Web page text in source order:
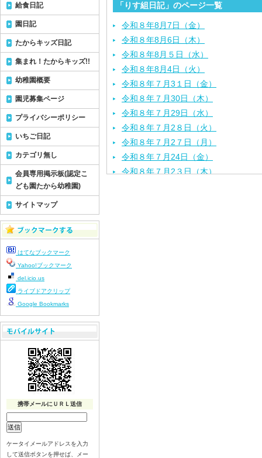
「りす組日記」のページ一覧
令和８年8月7日（金）
令和８年8月6日（木）
令和８年8月５日（水）
令和８年8月4日（火）
令和８年７月3１日（金）
令和８年７月30日（木）
令和８年７月29日（水）
令和８年７月2８日（火）
令和８年７月2７日（月）
令和８年７月24日（金）
令和８年７月2３日（木）
給食日記
園日記
たからキッズ日記
集まれ！たからキッズ!!
幼稚園概要
園児募集ページ
プライバシーポリシー
いちご日記
カテゴリ無し
会員専用掲示板(認定こ
ども園たから幼稚園)
サイトマップ
はてなブックマーク
Yahoo!ブックマーク
del.icio.us
ライブドアクリップ
Google Bookmarks
携帯メールにＵＲＬ送信
ケータイメールアドレスを入力
して送信ボタンを押せば、メー